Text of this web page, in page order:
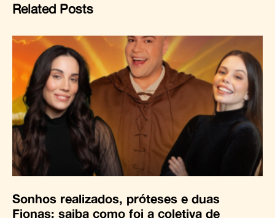
Related Posts
Sonhos realizados, próteses e duas
Fionas: saiba como foi a coletiva de